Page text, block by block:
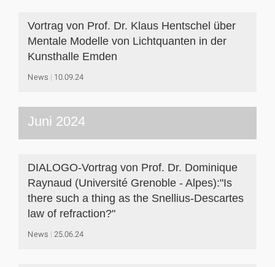
Vortrag von Prof. Dr. Klaus Hentschel über
Mentale Modelle von Lichtquanten in der
Kunsthalle Emden
News 10.09.24
Juni 2024
DIALOGO-Vortrag von Prof. Dr. Dominique
Raynaud (Université Grenoble - Alpes):"Is
there such a thing as the Snellius-Descartes
law of refraction?"
News 25.06.24